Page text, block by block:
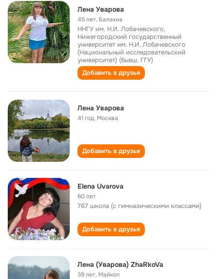
Лена Уварова
45 лет, Балахна
ННГУ им. Н.И. Лобачевского,
Нижегородский государственный
университет им. Н.И. Лобачевского
(Национальный исследовательский
университет) (бывш. ГГУ)
Добавить в друзья
Лена Уварова
41 год, Москва
Добавить в друзья
Elena Uvarova
60 лет
767 школа (с гимназическими классами)
Добавить в друзья
Лена (Уварова) ZhaRkoVa
39 лет, Майкоп